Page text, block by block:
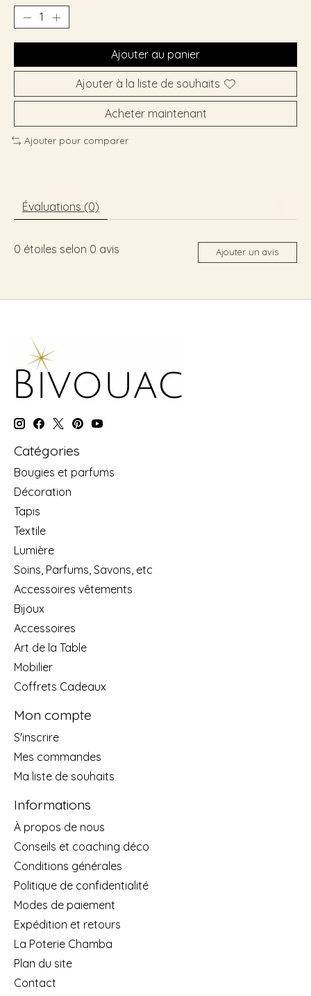
Ajouter au panier
Ajouter à la liste de souhaits
Acheter maintenant
Ajouter pour comparer
Évaluations (0)
0 étoiles selon 0 avis Ajouter un avis
Catégories
Bougies et parfums
Décoration
Tapis
Textile
Lumière
Soins, Parfums, Savons, etc
Accessoires vêtements
Bijoux
Accessoires
Art de la Table
Mobilier
Coffrets Cadeaux
Mon compte
S'inscrire
Mes commandes
Ma liste de souhaits
Informations
À propos de nous
Conseils et coaching déco
Conditions générales
Politique de confidentialité
Modes de paiement
Expédition et retours
La Poterie Chamba
Plan du site
Contact